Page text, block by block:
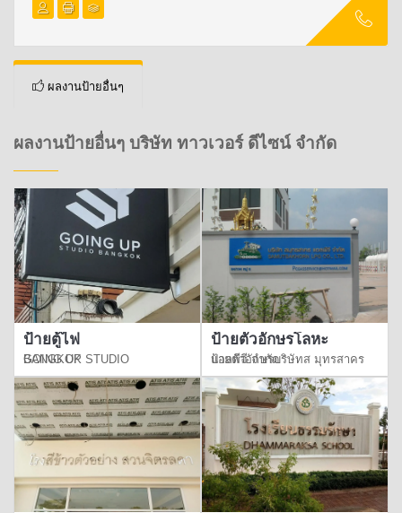
ผลงานป้ายอื่นๆ
ผลงานป้ายอื่นๆ บริษัท ทาวเวอร์ ดีไซน์ จำกัด
ป้ายตู้ไฟ
GOING UP STUDIO BANGKOK
ป้ายตัวอักษรโลหะ
ป้ายตัวอักษรบริษัทส มุทรสาคร แอลพีจี จำกัด